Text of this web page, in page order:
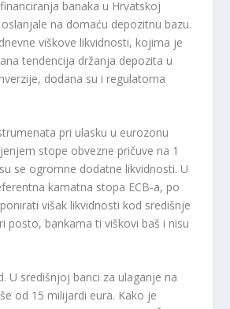
banaka u Hrvatskoj
na domaću depozitnu bazu.
viškove likvidnosti, kojima je
tendencija držanja depozita u
dodana su i regulatorna
pri ulasku u eurozonu
stope obvezne pričuve na 1
se ogromne dodatne likvidnosti. U
kamatna stopa ECB-a, po
višak likvidnosti kod središnje
posto, bankama ti viškovi baš i nisu
U središnjoj banci za ulaganje na
od 15 milijardi eura. Kako je